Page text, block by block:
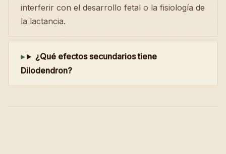
interferir con el desarrollo fetal o la fisiología de
la lactancia.
¿Qué efectos secundarios tiene
Dilodendron?